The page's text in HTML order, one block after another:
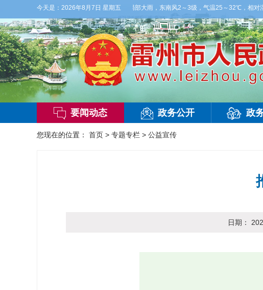
今天是： 2026年8月7日 星期五
今晚到明天白天，阴天间多云，有雷阵雨，局部大雨，东南风2～3级，气温25～32℃，相对
要闻动态 政务公开 政
您现在的位置： 首页 > 专题专栏 > 公益宣传
日期：